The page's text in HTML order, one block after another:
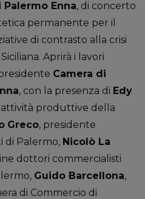
Enna, di concerto
permanente per il
di contrasto alla crisi
Aprirà i lavori
Camera di
, con la presenza di Edy
attività produttive della
Greco, presidente
di Palermo, Nicolò La
dottori commercialisti
Guido Barcellona,
di Commercio di